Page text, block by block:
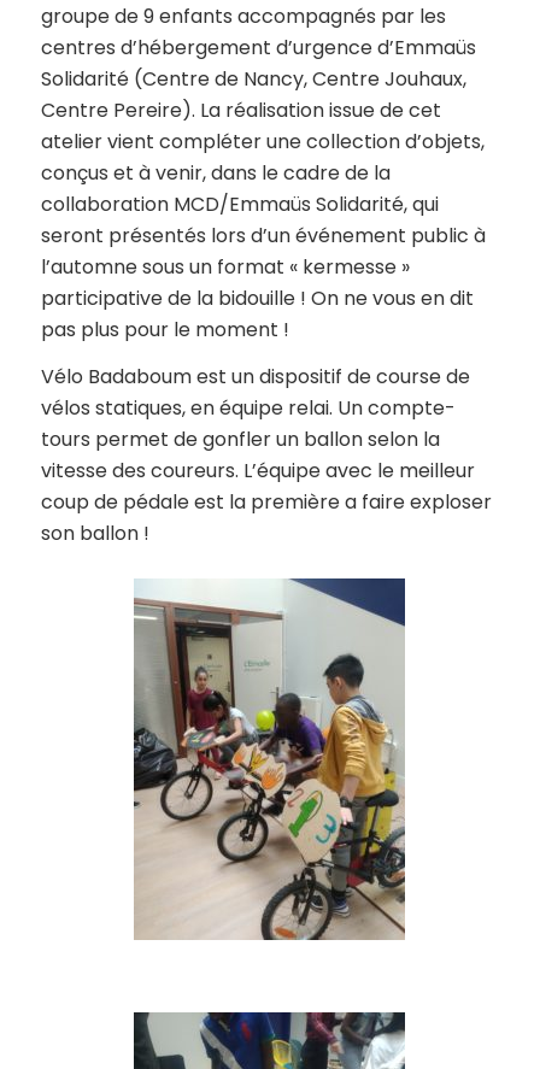
groupe de 9 enfants accompagnés par les
centres d’hébergement d’urgence d’Emmaüs
Solidarité (Centre de Nancy, Centre Jouhaux,
Centre Pereire). La réalisation issue de cet
atelier vient compléter une collection d’objets,
conçus et à venir, dans le cadre de la
collaboration MCD/Emmaüs Solidarité, qui
seront présentés lors d’un événement public à
l’automne sous un format « kermesse »
participative de la bidouille ! On ne vous en dit
pas plus pour le moment !
Vélo Badaboum est un dispositif de course de
vélos statiques, en équipe relai. Un compte-
tours permet de gonfler un ballon selon la
vitesse des coureurs. L’équipe avec le meilleur
coup de pédale est la première a faire exploser
son ballon !